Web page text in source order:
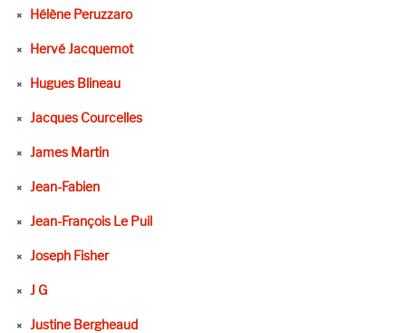
Hélène Peruzzaro
Hervé Jacquemot
Hugues Blineau
Jacques Courcelles
James Martin
Jean-Fabien
Jean-François Le Puil
Joseph Fisher
J G
Justine Bergheaud